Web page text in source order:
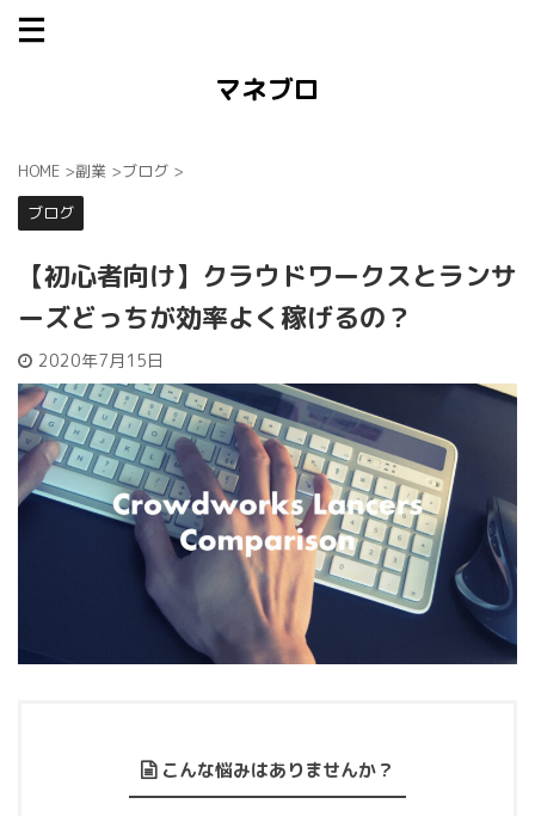
マネブロ
HOME >副業 >ブログ >
ブログ
【初心者向け】クラウドワークスとランサ
ーズどっちが効率よく稼げるの？
2020年7月15日
こんな悩みはありませんか？